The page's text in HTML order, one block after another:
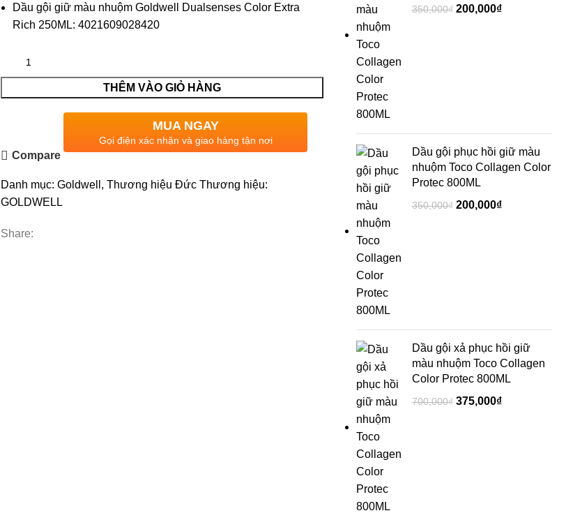
Dầu gội giữ màu nhuộm Goldwell Dualsenses Color Extra
Rich 250ML: 4021609028420
THÊM VÀO GIỎ HÀNG
Compare
MUA NGAY
Gọi điện xác nhận và giao hàng tận nơi
Danh mục: Goldwell , Thương hiệu Đức Thương hiệu:
GOLDWELL
Share:
350,000₫ 200,000₫
Dầu gội phục hồi giữ màu
nhuộm Toco Collagen Color
Protec 800ML
350,000₫ 200,000₫
Dầu gội xả phục hồi giữ
màu nhuộm Toco Collagen
Color Protec 800ML
700,000₫ 375,000₫